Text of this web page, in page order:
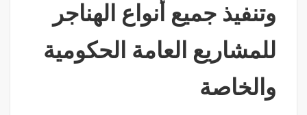
وتنفيذ جميع أنواع الهناجر
للمشاريع العامة الحكومية
والخاصة